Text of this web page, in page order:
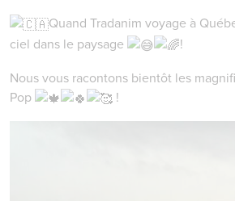
Quand Tradanim voyage à
ciel dans le paysage
!
Nous vous racontons bientôt les
Pop
!